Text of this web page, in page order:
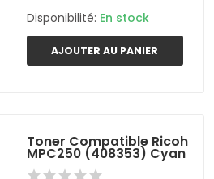
Disponibilité: En stock
AJOUTER AU PANIER
Toner Compatible Ricoh
MPC250 (408353) Cyan